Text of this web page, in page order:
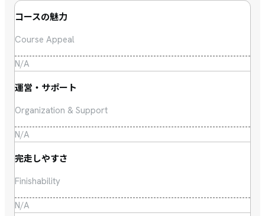
コースの魅力
Course Appeal
N/A
運営・サポート
Organization & Support
N/A
完走しやすさ
Finishability
N/A